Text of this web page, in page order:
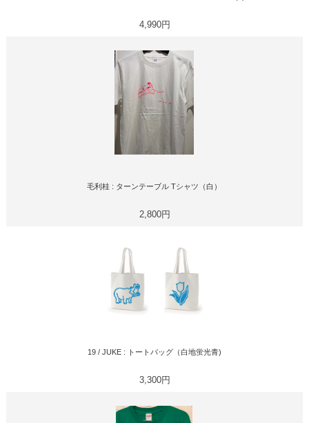
4,990円
毛利桂 : ターンテーブル Tシャツ（白）
2,800円
19 / JUKE : トートバッグ（白地蛍光青)
3,300円